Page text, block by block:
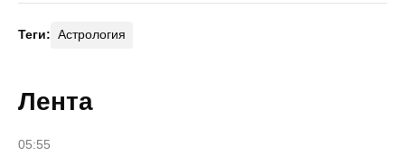
Теги: Астрология
Лента
05:55